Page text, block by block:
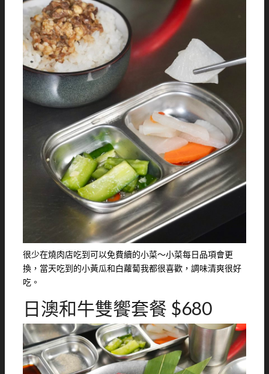
很少在燒肉店吃到可以免費續的小菜～小菜每日品項會更
換，當天吃到的小黃瓜和白蘿蔔我都很喜歡，調味清爽很好
吃。
日澳和牛雙饗套餐 $680